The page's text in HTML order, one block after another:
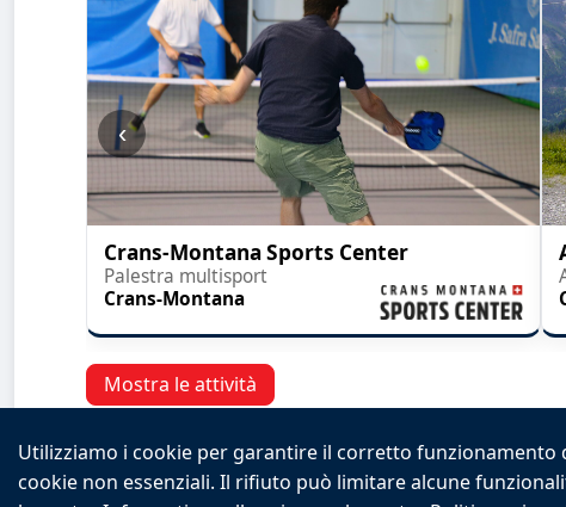
‹
Crans-Montana Sports Center
Palestra multisport
Crans-Montana
Mostra le attività
Utilizziamo i cookie per garantire il corretto funzionamento
cookie non essenziali. Il rifiuto può limitare alcune